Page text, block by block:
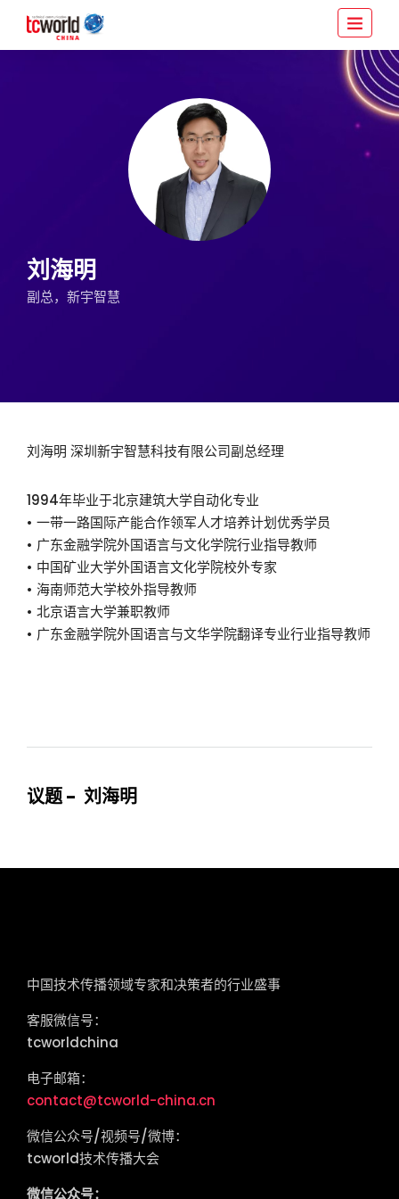
刘海明
副总，新宇智慧
刘海明 深圳新宇智慧科技有限公司副总经理
1994年毕业于北京建筑大学自动化专业
• 一带一路国际产能合作领军人才培养计划优秀学员
• 广东金融学院外国语言与文化学院行业指导教师
• 中国矿业大学外国语言文化学院校外专家
• 海南师范大学校外指导教师
• 北京语言大学兼职教师
• 广东金融学院外国语言与文华学院翻译专业行业指导教师
议题 - 刘海明
中国技术传播领域专家和决策者的行业盛事
客服微信号：
tcworldchina
电子邮箱：
contact@tcworld-china.cn
微信公众号/视频号/微博：
tcworld技术传播大会
微信公众号：